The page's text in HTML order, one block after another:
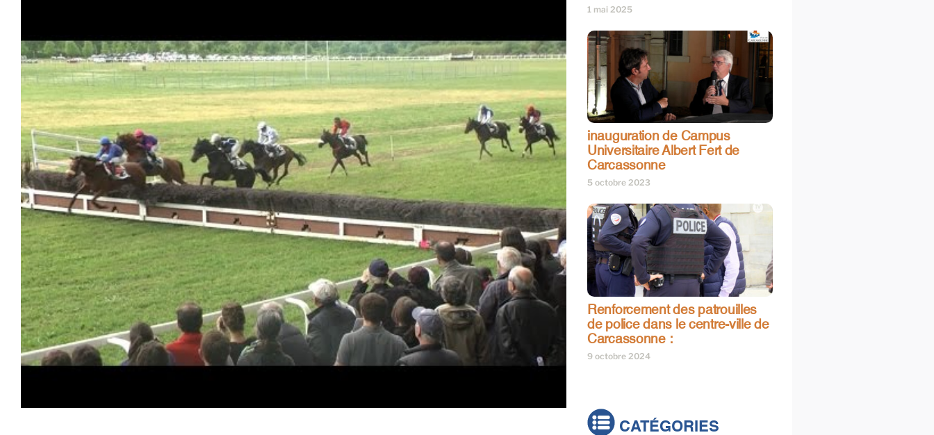
1 mai 2025
inauguration de Campus
Universitaire Albert Fert de
Carcassonne
5 octobre 2023
Renforcement des patrouilles
de police dans le centre-ville de
Carcassonne :
9 octobre 2024
CATÉGORIES